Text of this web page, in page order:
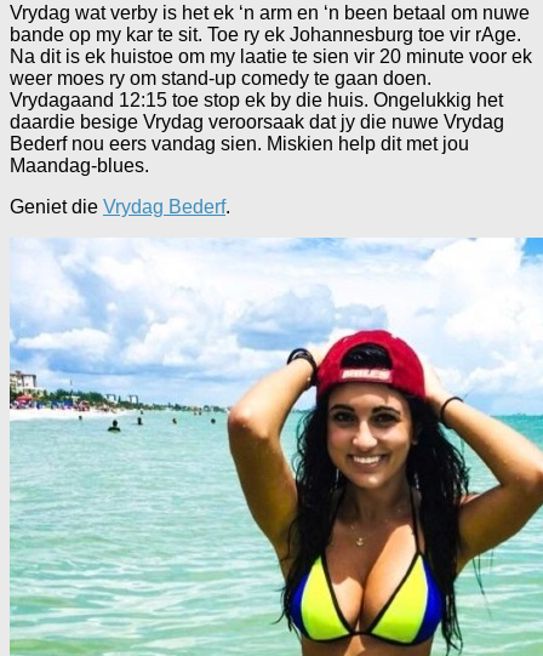
Vrydag wat verby is het ek ‘n arm en ‘n been betaal om nuwe
bande op my kar te sit. Toe ry ek Johannesburg toe vir rAge.
Na dit is ek huistoe om my laatie te sien vir 20 minute voor ek
weer moes ry om stand-up comedy te gaan doen.
Vrydagaand 12:15 toe stop ek by die huis. Ongelukkig het
daardie besige Vrydag veroorsaak dat jy die nuwe Vrydag
Bederf nou eers vandag sien. Miskien help dit met jou
Maandag-blues.
Geniet die Vrydag Bederf.